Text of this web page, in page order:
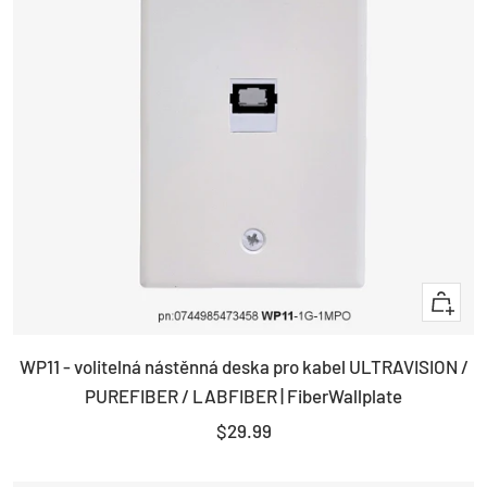
+
to
WP11 - volitelná nástěnná deska pro kabel ULTRAVISION /
PUREFIBER / LABFIBER | FiberWallplate
Sale
$29.99